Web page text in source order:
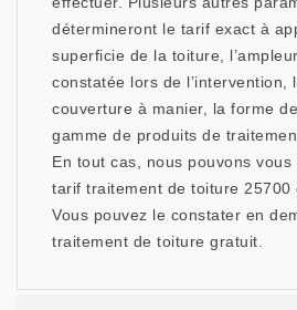
détermineront le tarif exact à
superficie de la toiture,
constatée lors de l’intervention,
couverture à manier, la forme
gamme de produits de
En tout cas, nous pouvons
tarif traitement de toiture 25700
Vous pouvez le constater en
traitement de toiture gratuit.